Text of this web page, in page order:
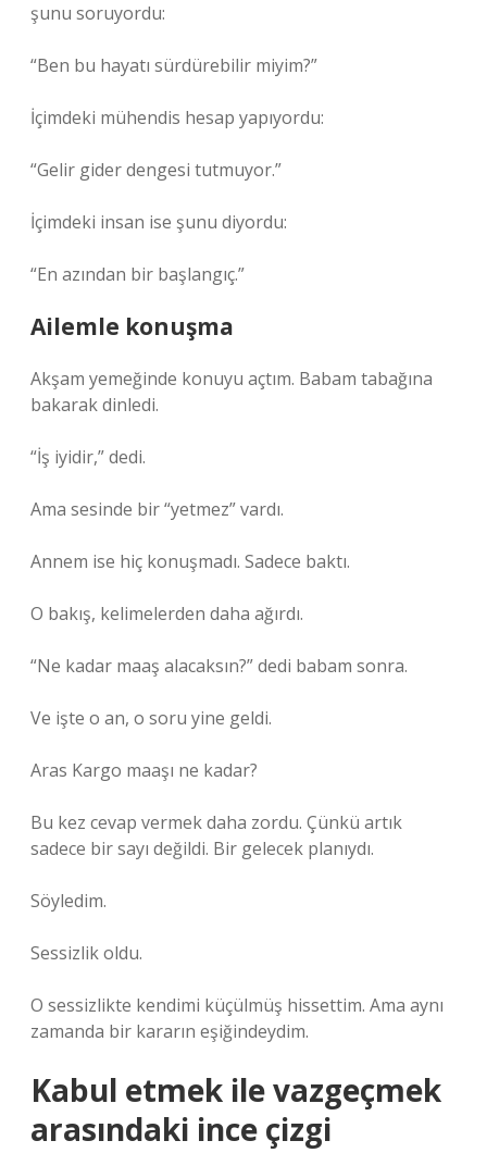
şunu soruyordu:
“Ben bu hayatı sürdürebilir miyim?”
İçimdeki mühendis hesap yapıyordu:
“Gelir gider dengesi tutmuyor.”
İçimdeki insan ise şunu diyordu:
“En azından bir başlangıç.”
Ailemle konuşma
Akşam yemeğinde konuyu açtım. Babam tabağına
bakarak dinledi.
“İş iyidir,” dedi.
Ama sesinde bir “yetmez” vardı.
Annem ise hiç konuşmadı. Sadece baktı.
O bakış, kelimelerden daha ağırdı.
“Ne kadar maaş alacaksın?” dedi babam sonra.
Ve işte o an, o soru yine geldi.
Aras Kargo maaşı ne kadar?
Bu kez cevap vermek daha zordu. Çünkü artık
sadece bir sayı değildi. Bir gelecek planıydı.
Söyledim.
Sessizlik oldu.
O sessizlikte kendimi küçülmüş hissettim. Ama aynı
zamanda bir kararın eşiğindeydim.
Kabul etmek ile vazgeçmek
arasındaki ince çizgi